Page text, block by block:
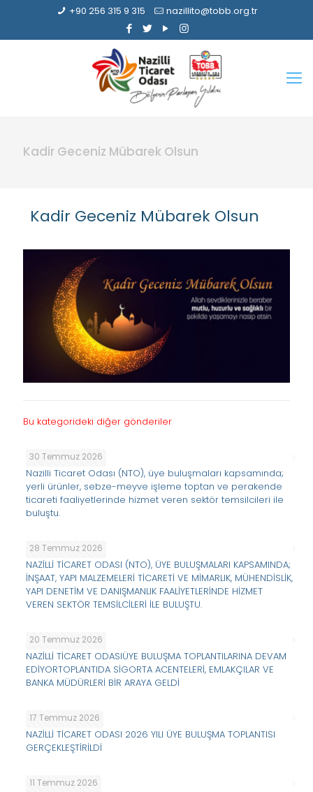
+90 256 315 9 315 nazillito@tobb.org.tr
Kadir Geceniz Mübarek Olsun
Kadir Geceniz Mübarek Olsun
Bu kategorideki diğer gönderiler
30 Temmuz 2026
Nazilli Ticaret Odası (NTO), üye buluşmaları kapsamında;
yerli ürünler, sebze-meyve işleme toptan ve perakende
ticareti faaliyetlerinde hizmet veren sektör temsilcileri ile
buluştu.
28 Temmuz 2026
NAZİLLİ TİCARET ODASI (NTO), ÜYE BULUŞMALARI KAPSAMINDA;
İNŞAAT, YAPI MALZEMELERİ TİCARETİ VE MİMARLIK, MÜHENDİSLİK,
YAPI DENETİM VE DANIŞMANLIK FAALİYETLERİNDE HİZMET
VEREN SEKTÖR TEMSİLCİLERİ İLE BULUŞTU.
20 Temmuz 2026
NAZİLLİ TİCARET ODASIÜYE BULUŞMA TOPLANTILARINA DEVAM
EDİYORTOPLANTIDA SİGORTA ACENTELERİ, EMLAKÇILAR VE
BANKA MÜDÜRLERİ BİR ARAYA GELDİ
17 Temmuz 2026
NAZİLLİ TİCARET ODASI 2026 YILI ÜYE BULUŞMA TOPLANTISI
GERÇEKLEŞTİRİLDİ
11 Temmuz 2026